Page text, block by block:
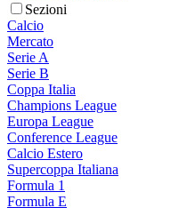
Sezioni
Calcio
Mercato
Serie A
Serie B
Coppa Italia
Champions League
Europa League
Conference League
Calcio Estero
Supercoppa Italiana
Formula 1
Formula E